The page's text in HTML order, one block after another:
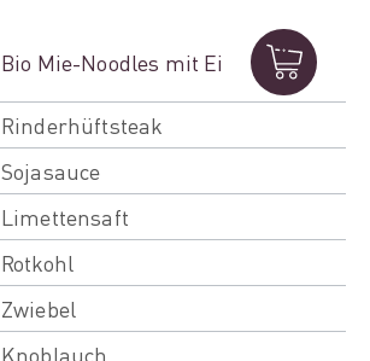
Bio Mie-Noodles mit Ei
Rinderhüftsteak
Sojasauce
Limettensaft
Rotkohl
Zwiebel
Knoblauch